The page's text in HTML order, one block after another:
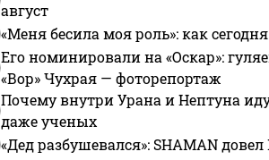
август
«Меня бесила моя роль»: как
Его номинировали на «Оскар»:
«Вор» Чухрая — фоторепортаж
Почему внутри Урана и Нептуна
даже ученых
«Дед разбушевался»: SHAMAN